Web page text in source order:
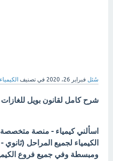
سُئل فبراير 26، 2020 في تصنيف
شرح كامل لقانون بويل للغازات Boyle law ؟
اسألني كيمياء - منصة
الكيمياء لجميع المراحل
ومبسطة وفي جميع فروع